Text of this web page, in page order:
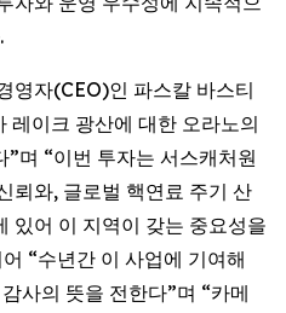
영자(CEO)인 파스칼 바스티
이크 광산에 대한 오라노의
며 “이번 투자는 서스캐처원
뢰와, 글로벌 핵연료 주기 산
있어 이 지역이 갖는 중요성을
“수년간 이 사업에 기여해
사의 뜻을 전한다”며 “카메